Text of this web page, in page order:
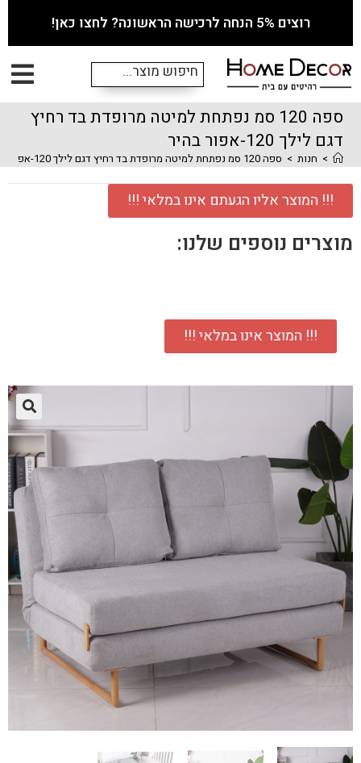
רוצים 5% הנחה לרכישה הראשונה? לחצו כאן!
ספה 120 סמ נפתחת למיטה מרופדת בד רחיץ
דגם לילך 120-אפור בהיר
> חנות > ספה 120 סמ נפתחת למיטה מרופדת בד רחיץ דגם לילך 120-אפור בהיר
!!! המוצר אליו הגעתם אינו במלאי !!!
מוצרים נוספים שלנו:
!!! המוצר אינו במלאי !!!